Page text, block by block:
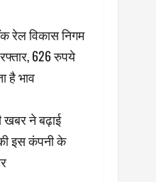
रेल विकास निगम
626 रुपये
है भाव
खबर ने बढ़ाई
इस कंपनी के